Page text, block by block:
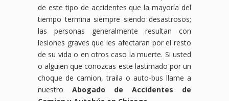
accidente
automovilístico.
de este tipo de accidentes que la mayoría del
tiempo termina siempre siendo desastrosos;
las personas generalmente resultan con
lesiones graves que les afectaran por el resto
de su vida o en otros caso la muerte. Si usted
o alguien que conozcas este lastimado por un
choque de camion, traila o auto-bus llame a
nuestro Abogado de Accidentes de